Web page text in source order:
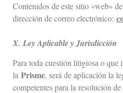
Contenidos de este sitio «web»
dirección de correo electrónico:
X. Ley Aplicable y Jurisdicción
Para toda cuestión litigiosa o
la Prisme, será de aplicación la
competentes para la resolución